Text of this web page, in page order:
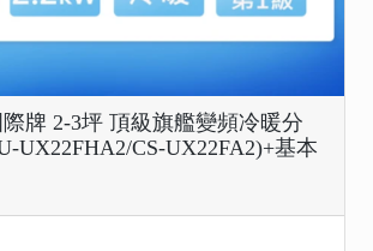
際牌 2-3坪 頂級旗艦變頻冷暖分
UX22FHA2/CS-UX22FA2)+基本